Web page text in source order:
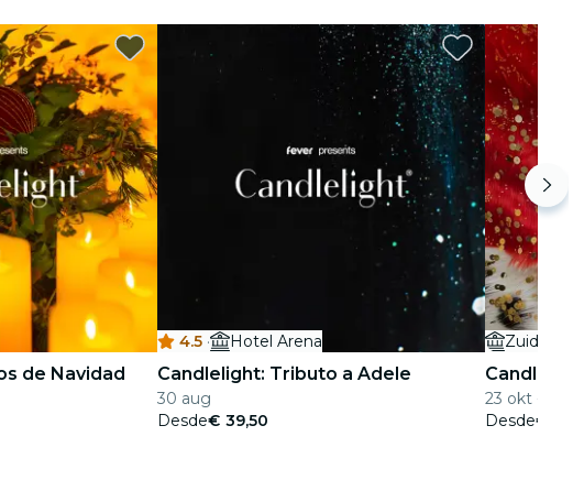
de Navidad
4.5 · Hotel Arena
Candlelight: Tributo a Adele
30 aug
Desde€ 39,50
23 okt - 18
Desde€